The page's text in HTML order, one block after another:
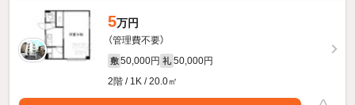
5万円
（管理費不要）
敷 50,000円 礼 50,000円
2階 / 1K / 20.0㎡